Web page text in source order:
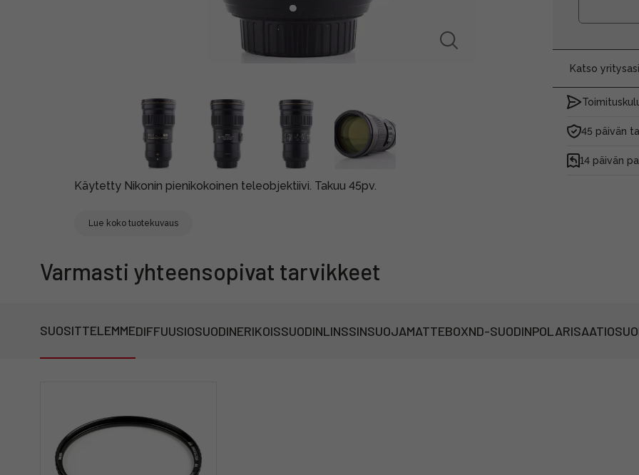
Käytetty Nikonin pienikokoinen teleobjektiivi. Takuu 45pv.
Lue koko tuotekuvaus
Katso
45 päivän
14 päivän
Varmasti yhteensopivat tarvikkeet
SUOSITTELEMMEDIFFUUSIOSUODINERIKOISSUODINLINSSINSUOJAMATTEBOXND-SUODIN